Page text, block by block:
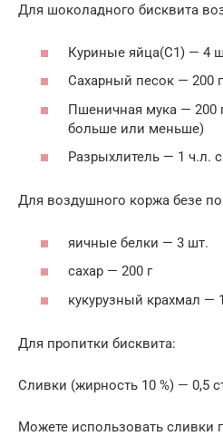
Для шоколадного бисквита
Куриные яйца(С1) — 4
Сахарный песок — 200 г
Пшеничная мука — 200
больше или меньше)
Разрыхлитель — 1 ч.л.
Для воздушного коржа безе
яичные белки — 3 шт.
сахар — 200 г
кукурузный крахмал —
Для пропитки бисквита:
Сливки (жирность 10 %) — 0,5
Можете использовать сливки